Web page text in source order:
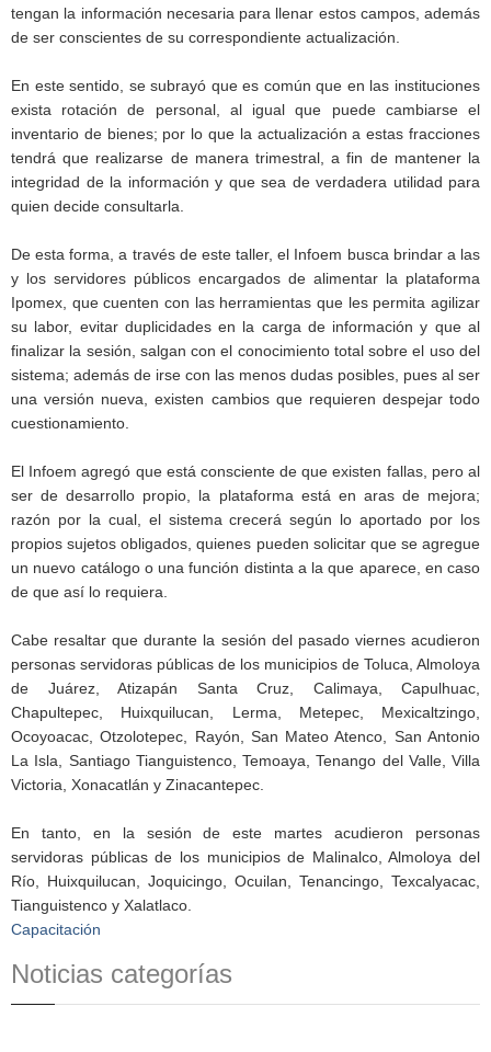
tengan la información necesaria para llenar estos campos, además
de ser conscientes de su correspondiente actualización.
En este sentido, se subrayó que es común que en las instituciones
exista rotación de personal, al igual que puede cambiarse el
inventario de bienes; por lo que la actualización a estas fracciones
tendrá que realizarse de manera trimestral, a fin de mantener la
integridad de la información y que sea de verdadera utilidad para
quien decide consultarla.
De esta forma, a través de este taller, el Infoem busca brindar a las
y los servidores públicos encargados de alimentar la plataforma
Ipomex, que cuenten con las herramientas que les permita agilizar
su labor, evitar duplicidades en la carga de información y que al
finalizar la sesión, salgan con el conocimiento total sobre el uso del
sistema; además de irse con las menos dudas posibles, pues al ser
una versión nueva, existen cambios que requieren despejar todo
cuestionamiento.
El Infoem agregó que está consciente de que existen fallas, pero al
ser de desarrollo propio, la plataforma está en aras de mejora;
razón por la cual, el sistema crecerá según lo aportado por los
propios sujetos obligados, quienes pueden solicitar que se agregue
un nuevo catálogo o una función distinta a la que aparece, en caso
de que así lo requiera.
Cabe resaltar que durante la sesión del pasado viernes acudieron
personas servidoras públicas de los municipios de Toluca, Almoloya
de Juárez, Atizapán Santa Cruz, Calimaya, Capulhuac,
Chapultepec, Huixquilucan, Lerma, Metepec, Mexicaltzingo,
Ocoyoacac, Otzolotepec, Rayón, San Mateo Atenco, San Antonio
La Isla, Santiago Tianguistenco, Temoaya, Tenango del Valle, Villa
Victoria, Xonacatlán y Zinacantepec.
En tanto, en la sesión de este martes acudieron personas
servidoras públicas de los municipios de Malinalco, Almoloya del
Río, Huixquilucan, Joquicingo, Ocuilan, Tenancingo, Texcalyacac,
Tianguistenco y Xalatlaco.
Capacitación
Noticias categorías